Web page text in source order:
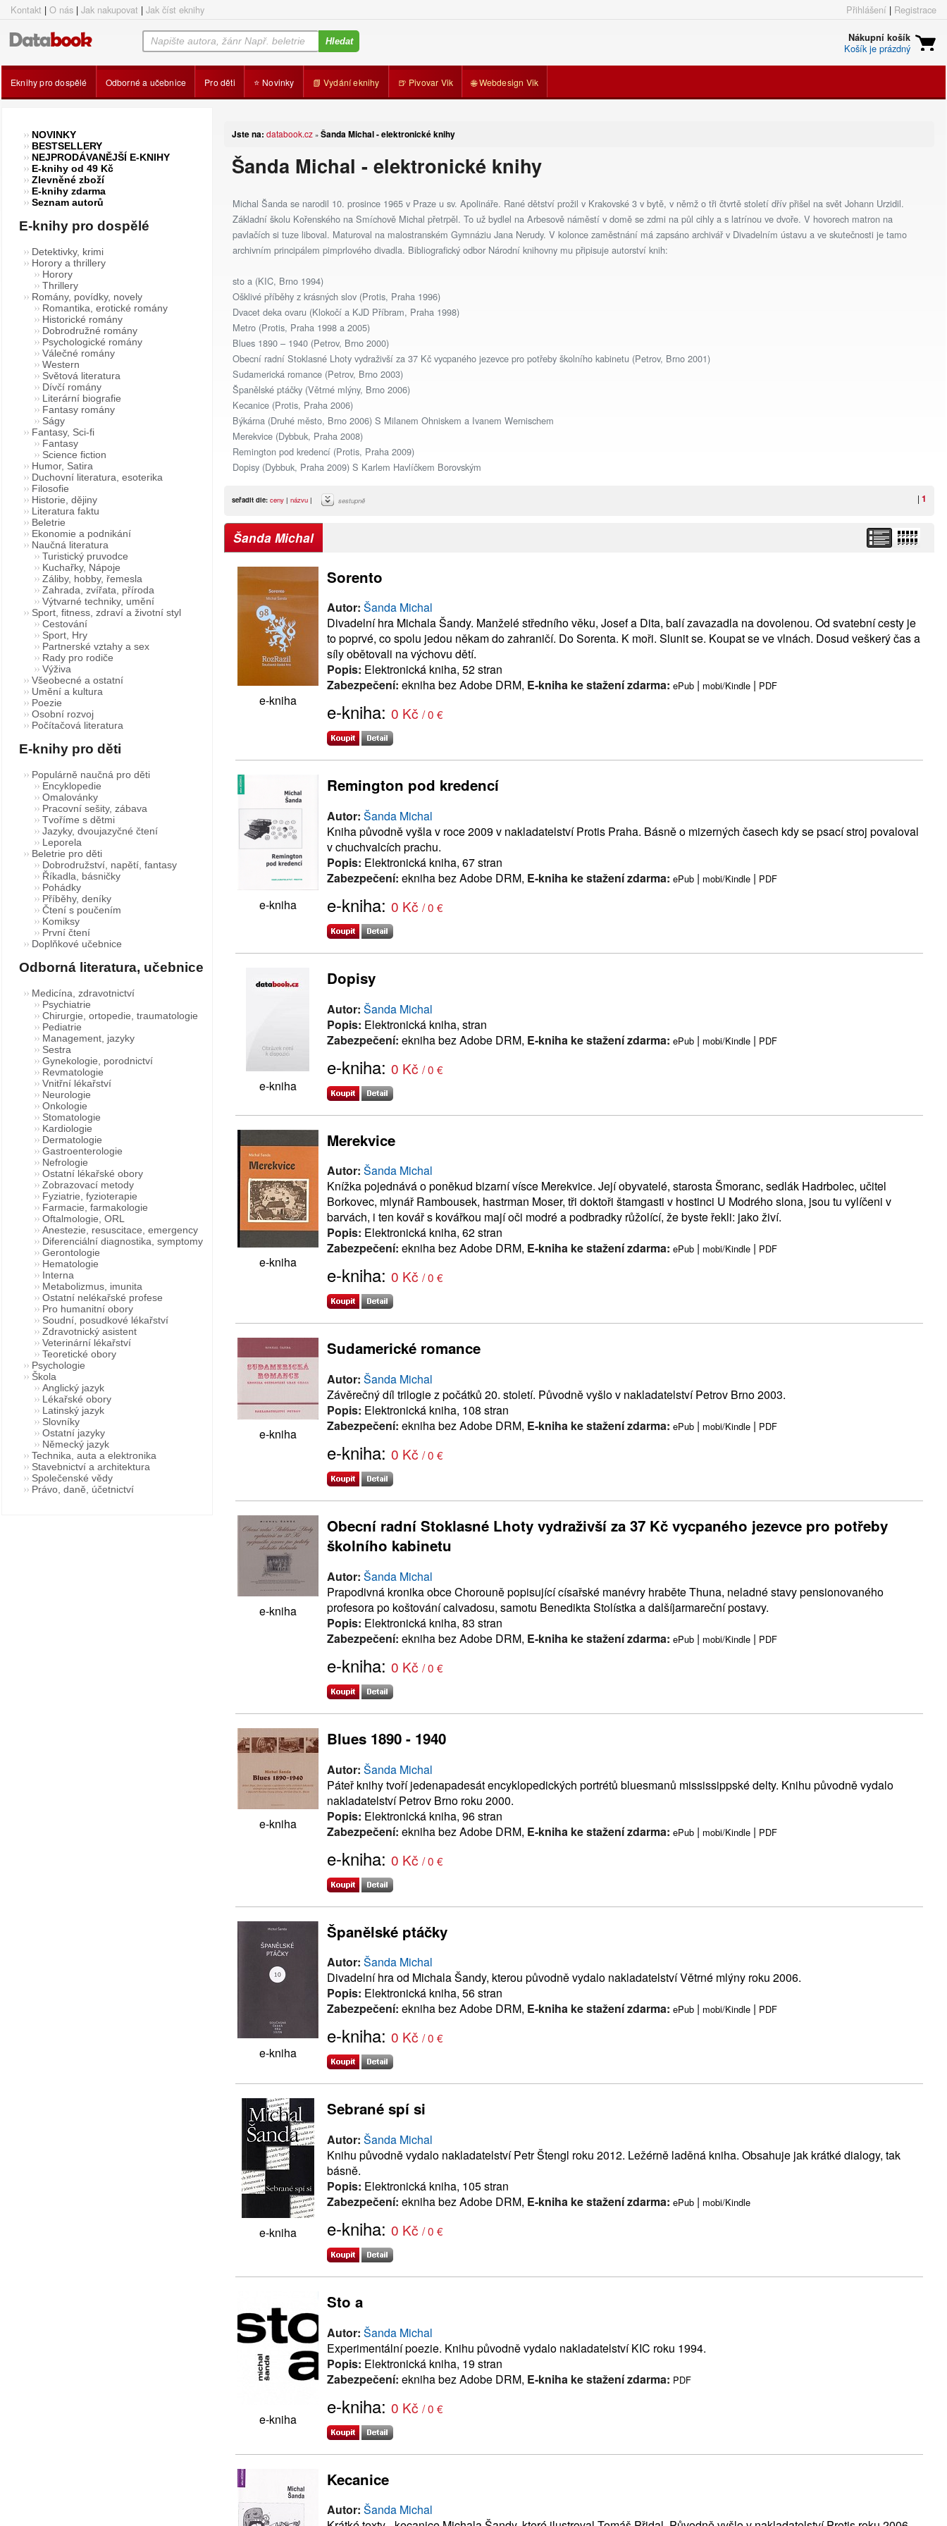
Kontakt | O nás | Jak nakupovat | Jak číst eknihy Přihlášení | Registrace
Nákupní košík
Košík je prázdný
Eknihy pro dospělé Odborné a učebnice Pro děti ⭐ Novinky 📗 Vydání eknihy 🍺 Pivovar Vik 🌐 Webdesign Vik
Jste na: databook.cz » Šanda Michal - elektronické knihy
Šanda Michal - elektronické knihy
Michal Šanda se narodil 10. prosince 1965 v Praze u sv. Apolináře. Rané dětství prožil v Krakovské 3 v bytě, v němž o tři čtvrtě století dřív přišel na svět Johann Urzidil.
Základní školu Kořenského na Smíchově Michal přetrpěl. To už bydlel na Arbesově náměstí v domě se zdmi na půl cihly a s latrínou ve dvoře. V hovorech matron na
pavlačích si tuze liboval. Maturoval na malostranském Gymnáziu Jana Nerudy. V kolonce zaměstnání má zapsáno archivář v Divadelním ústavu a ve skutečnosti je tamo
archivním principálem pimprlového divadla. Bibliografický odbor Národní knihovny mu připisuje autorství knih:
sto a (KIC, Brno 1994)
Ošklivé příběhy z krásných slov (Protis, Praha 1996)
Dvacet deka ovaru (Klokočí a KJD Příbram, Praha 1998)
Metro (Protis, Praha 1998 a 2005)
Blues 1890 – 1940 (Petrov, Brno 2000)
Obecní radní Stoklasné Lhoty vydraživší za 37 Kč vycpaného jezevce pro potřeby školního kabinetu (Petrov, Brno 2001)
Sudamerická romance (Petrov, Brno 2003)
Španělské ptáčky (Větrné mlýny, Brno 2006)
Kecanice (Protis, Praha 2006)
Býkárna (Druhé město, Brno 2006) S Milanem Ohniskem a Ivanem Wernischem
Merekvice (Dybbuk, Praha 2008)
Remington pod kredencí (Protis, Praha 2009)
Dopisy (Dybbuk, Praha 2009) S Karlem Havlíčkem Borovským
| 1
seřadit dle: ceny | názvu | sestupně
Šanda Michal
e-kniha
Sorento
Autor: Šanda Michal
Divadelní hra Michala Šandy. Manželé středního věku, Josef a Dita, balí zavazadla na dovolenou. Od svatební cesty je
to poprvé, co spolu jedou někam do zahraničí. Do Sorenta. K moři. Slunit se. Koupat se ve vlnách. Dosud veškerý čas a
síly obětovali na výchovu dětí.
Popis: Elektronická kniha, 52 stran
Zabezpečení: ekniha bez Adobe DRM, E-kniha ke stažení zdarma: ePub | mobi/Kindle | PDF
e-kniha: 0 Kč / 0 €
e-kniha
Remington pod kredencí
Autor: Šanda Michal
Kniha původně vyšla v roce 2009 v nakladatelství Protis Praha. Básně o mizerných časech kdy se psací stroj povaloval
v chuchvalcích prachu.
Popis: Elektronická kniha, 67 stran
Zabezpečení: ekniha bez Adobe DRM, E-kniha ke stažení zdarma: ePub | mobi/Kindle | PDF
e-kniha: 0 Kč / 0 €
e-kniha
Dopisy
Autor: Šanda Michal
Popis: Elektronická kniha, stran
Zabezpečení: ekniha bez Adobe DRM, E-kniha ke stažení zdarma: ePub | mobi/Kindle | PDF
e-kniha: 0 Kč / 0 €
e-kniha
Merekvice
Autor: Šanda Michal
Knížka pojednává o poněkud bizarní vísce Merekvice. Její obyvatelé, starosta Šmoranc, sedlák Hadrbolec, učitel
Borkovec, mlynář Rambousek, hastrman Moser, tři doktoři štamgasti v hostinci U Modrého slona, jsou tu vylíčeni v
barvách, i ten kovář s kovářkou mají oči modré a podbradky růžolící, že byste řekli: jako živí.
Popis: Elektronická kniha, 62 stran
Zabezpečení: ekniha bez Adobe DRM, E-kniha ke stažení zdarma: ePub | mobi/Kindle | PDF
e-kniha: 0 Kč / 0 €
e-kniha
Sudamerické romance
Autor: Šanda Michal
Závěrečný díl trilogie z počátků 20. století. Původně vyšlo v nakladatelství Petrov Brno 2003.
Popis: Elektronická kniha, 108 stran
Zabezpečení: ekniha bez Adobe DRM, E-kniha ke stažení zdarma: ePub | mobi/Kindle | PDF
e-kniha: 0 Kč / 0 €
e-kniha
Obecní radní Stoklasné Lhoty vydraživší za 37 Kč vycpaného jezevce pro potřeby
školního kabinetu
Autor: Šanda Michal
Prapodivná kronika obce Chorouně popisující císařské manévry hraběte Thuna, neladné stavy pensionovaného
profesora po koštování calvadosu, samotu Benedikta Stolístka a dalšíjarmareční postavy.
Popis: Elektronická kniha, 83 stran
Zabezpečení: ekniha bez Adobe DRM, E-kniha ke stažení zdarma: ePub | mobi/Kindle | PDF
e-kniha: 0 Kč / 0 €
e-kniha
Blues 1890 - 1940
Autor: Šanda Michal
Páteř knihy tvoří jedenapadesát encyklopedických portrétů bluesmanů mississippské delty. Knihu původně vydalo
nakladatelství Petrov Brno roku 2000.
Popis: Elektronická kniha, 96 stran
Zabezpečení: ekniha bez Adobe DRM, E-kniha ke stažení zdarma: ePub | mobi/Kindle | PDF
e-kniha: 0 Kč / 0 €
e-kniha
Španělské ptáčky
Autor: Šanda Michal
Divadelní hra od Michala Šandy, kterou původně vydalo nakladatelství Větrné mlýny roku 2006.
Popis: Elektronická kniha, 56 stran
Zabezpečení: ekniha bez Adobe DRM, E-kniha ke stažení zdarma: ePub | mobi/Kindle | PDF
e-kniha: 0 Kč / 0 €
e-kniha
Sebrané spí si
Autor: Šanda Michal
Knihu původně vydalo nakladatelství Petr Štengl roku 2012. Ležérně laděná kniha. Obsahuje jak krátké dialogy, tak
básně.
Popis: Elektronická kniha, 105 stran
Zabezpečení: ekniha bez Adobe DRM, E-kniha ke stažení zdarma: ePub | mobi/Kindle
e-kniha: 0 Kč / 0 €
e-kniha
Sto a
Autor: Šanda Michal
Experimentální poezie. Knihu původně vydalo nakladatelství KIC roku 1994.
Popis: Elektronická kniha, 19 stran
Zabezpečení: ekniha bez Adobe DRM, E-kniha ke stažení zdarma: PDF
e-kniha: 0 Kč / 0 €
Kecanice
Autor: Šanda Michal
NOVINKY
BESTSELLERY
NEJPRODÁVANĚJŠÍ E-KNIHY
E-knihy od 49 Kč
Zlevněné zboží
E-knihy zdarma
Seznam autorů
E-knihy pro dospělé
Detektivky, krimi
Horory a thrillery
Horory
Thrillery
Romány, povídky, novely
Romantika, erotické romány
Historické romány
Dobrodružné romány
Psychologické romány
Válečné romány
Western
Světová literatura
Dívčí romány
Literární biografie
Fantasy romány
Ságy
Fantasy, Sci-fi
Fantasy
Science fiction
Humor, Satira
Duchovní literatura, esoterika
Filosofie
Historie, dějiny
Literatura faktu
Beletrie
Ekonomie a podnikání
Naučná literatura
Turistický pruvodce
Kuchařky, Nápoje
Záliby, hobby, řemesla
Zahrada, zvířata, příroda
Výtvarné techniky, umění
Sport, fitness, zdraví a životní styl
Cestování
Sport, Hry
Partnerské vztahy a sex
Rady pro rodiče
Výživa
Všeobecné a ostatní
Umění a kultura
Poezie
Osobní rozvoj
Počítačová literatura
E-knihy pro děti
Populárně naučná pro děti
Encyklopedie
Omalovánky
Pracovní sešity, zábava
Tvoříme s dětmi
Jazyky, dvoujazyčné čtení
Leporela
Beletrie pro děti
Dobrodružství, napětí, fantasy
Říkadla, básničky
Pohádky
Příběhy, deníky
Čtení s poučením
Komiksy
První čtení
Doplňkové učebnice
Odborná literatura, učebnice
Medicína, zdravotnictví
Psychiatrie
Chirurgie, ortopedie, traumatologie
Pediatrie
Management, jazyky
Sestra
Gynekologie, porodnictví
Revmatologie
Vnitřní lékařství
Neurologie
Onkologie
Stomatologie
Kardiologie
Dermatologie
Gastroenterologie
Nefrologie
Ostatní lékařské obory
Zobrazovací metody
Fyziatrie, fyzioterapie
Farmacie, farmakologie
Oftalmologie, ORL
Anestezie, resuscitace, emergency
Diferenciální diagnostika, symptomy
Gerontologie
Hematologie
Interna
Metabolizmus, imunita
Ostatní nelékařské profese
Pro humanitní obory
Soudní, posudkové lékařství
Zdravotnický asistent
Veterinární lékařství
Teoretické obory
Psychologie
Škola
Anglický jazyk
Lékařské obory
Latinský jazyk
Slovníky
Ostatní jazyky
Německý jazyk
Technika, auta a elektronika
Stavebnictví a architektura
Společenské vědy
Právo, daně, účetnictví